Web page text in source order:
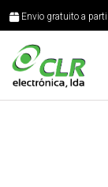
Envio gratuito a